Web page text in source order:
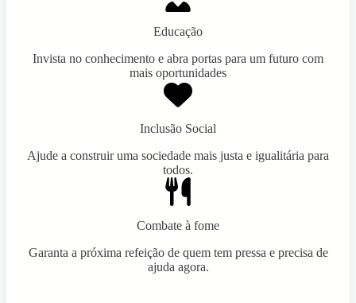
Educação
Invista no conhecimento e abra portas para um futuro com
mais oportunidades
Inclusão Social
Ajude a construir uma sociedade mais justa e igualitária para
todos.
Combate à fome
Garanta a próxima refeição de quem tem pressa e precisa de
ajuda agora.